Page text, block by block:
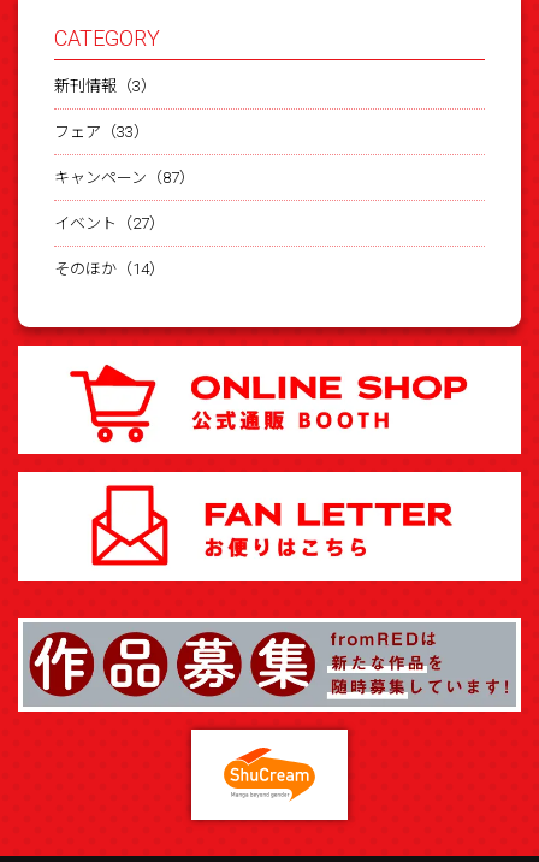
CATEGORY
新刊情報（3）
フェア（33）
キャンペーン（87）
イベント（27）
そのほか（14）